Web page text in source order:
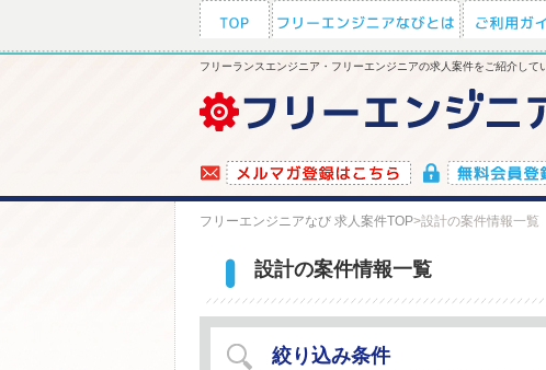
フリーランスエンジニア・フリーエンジニアの求人案件をご紹介し
フリーエンジニアなび 求人案件TOP>設計の案件情報一覧
設計の案件情報一覧
絞り込み条件